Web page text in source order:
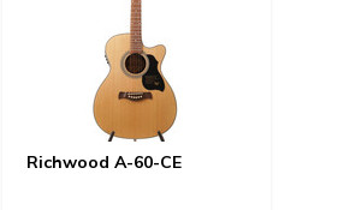
Richwood A-60-CE